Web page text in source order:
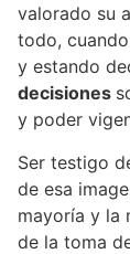
valorado su
todo,
y estando
decisiones
y poder
Ser testigo
de esa
mayoría y la
de la toma